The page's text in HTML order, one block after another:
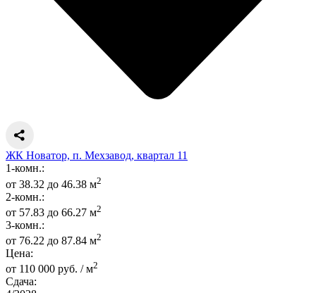
ЖК Новатор, п. Мехзавод, квартал 11
1-комн.:
от 38.32 до 46.38 м2
2-комн.:
от 57.83 до 66.27 м2
3-комн.:
от 76.22 до 87.84 м2
Цена:
от 110 000 руб. / м2
Сдача: